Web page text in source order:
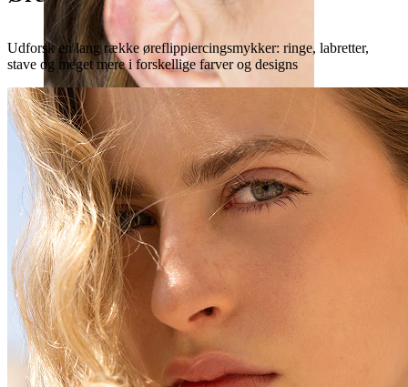
Øreflip
Udforsk en lang række øreflippiercingsmykker: ringe, labretter,
stave og meget mere i forskellige farver og designs